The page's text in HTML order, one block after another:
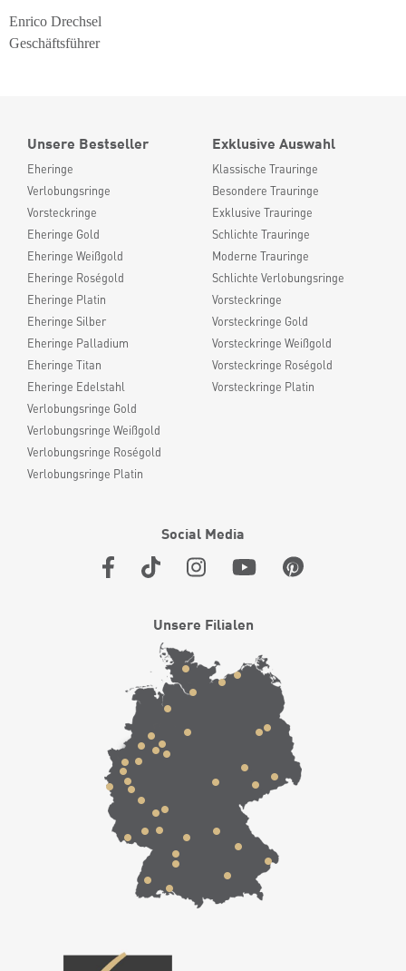
Enrico Drechsel
Geschäftsführer
Unsere Bestseller
Eheringe
Verlobungsringe
Vorsteckringe
Eheringe Gold
Eheringe Weißgold
Eheringe Roségold
Eheringe Platin
Eheringe Silber
Eheringe Palladium
Eheringe Titan
Eheringe Edelstahl
Verlobungsringe Gold
Verlobungsringe Weißgold
Verlobungsringe Roségold
Verlobungsringe Platin
Exklusive Auswahl
Klassische Trauringe
Besondere Trauringe
Exklusive Trauringe
Schlichte Trauringe
Moderne Trauringe
Schlichte Verlobungsringe
Vorsteckringe
Vorsteckringe Gold
Vorsteckringe Weißgold
Vorsteckringe Roségold
Vorsteckringe Platin
Social Media
Unsere Filialen